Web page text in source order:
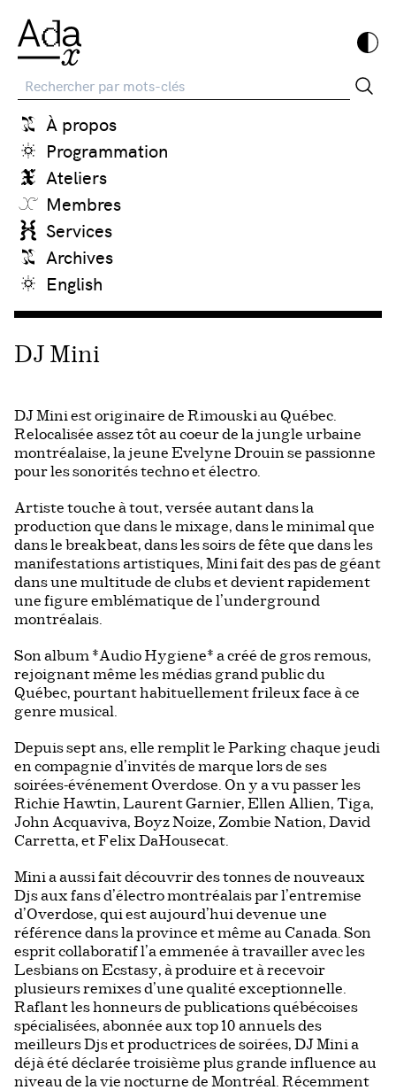
Recherche
À propos
Programmation
Ateliers
Membres
Services
Archives
English
DJ Mini
DJ Mini est originaire de Rimouski au Québec.
Relocalisée assez tôt au coeur de la jungle urbaine
montréalaise, la jeune Evelyne Drouin se passionne
pour les sonorités techno et électro.
Artiste touche à tout, versée autant dans la
production que dans le mixage, dans le minimal que
dans le breakbeat, dans les soirs de fête que dans les
manifestations artistiques, Mini fait des pas de géant
dans une multitude de clubs et devient rapidement
une figure emblématique de l’underground
montréalais.
Son album *Audio Hygiene* a créé de gros remous,
rejoignant même les médias grand public du
Québec, pourtant habituellement frileux face à ce
genre musical.
Depuis sept ans, elle remplit le Parking chaque jeudi
en compagnie d’invités de marque lors de ses
soirées-événement Overdose. On y a vu passer les
Richie Hawtin, Laurent Garnier, Ellen Allien, Tiga,
John Acquaviva, Boyz Noize, Zombie Nation, David
Carretta, et Felix DaHousecat.
Mini a aussi fait découvrir des tonnes de nouveaux
Djs aux fans d’électro montréalais par l’entremise
d’Overdose, qui est aujourd’hui devenue une
référence dans la province et même au Canada. Son
esprit collaboratif l’a emmenée à travailler avec les
Lesbians on Ecstasy, à produire et à recevoir
plusieurs remixes d’une qualité exceptionnelle.
Raflant les honneurs de publications québécoises
spécialisées, abonnée aux top 10 annuels des
meilleurs Djs et productrices de soirées, DJ Mini a
déjà été déclarée troisième plus grande influence au
niveau de la vie nocturne de Montréal. Récemment